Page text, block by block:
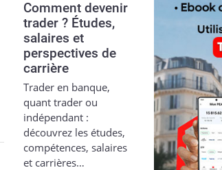
Comment devenir
trader ? Études,
salaires et
perspectives de
carrière
Trader en banque,
quant trader ou
indépendant :
découvrez les études,
compétences, salaires
et carrières…